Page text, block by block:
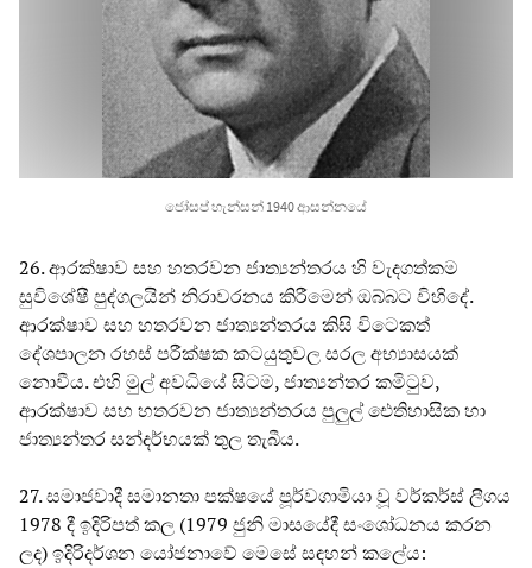
ජෝසප් හැන්සන් 1940 ආසන්නයේ
26. ආරක්ෂාව සහ හතරවන ජාත්‍යන්තරය හි වැදගත්කම
සුවිශේෂී පුද්ගලයින් නිරාවරනය කිරීමෙන් ඔබ්බට විහිදේ.
ආරක්ෂාව සහ හතරවන ජාත්‍යන්තරය කිසි විටෙකත්
දේශපාලන රහස් පරීක්ෂක කටයුතුවල සරල අභ්‍යාසයක්
නොවීය. එහි මුල් අවධියේ සිටම, ජාත්‍යන්තර කමිටුව,
ආරක්ෂාව සහ හතරවන ජාත්‍යන්තරය පුලුල් ඓතිහාසික හා
ජාත්‍යන්තර සන්දර්භයක් තුල තැබීය.
27. සමාජවාදී සමානතා පක්ෂයේ පූර්වගාමියා වූ වර්කර්ස් ලීගය
1978 දී ඉදිරිපත් කල (1979 ජුනි මාසයේදී සංශෝධනය කරන
ලද) ඉදිරිදර්ශන යෝජනාවේ මෙසේ සඳහන් කලේය: